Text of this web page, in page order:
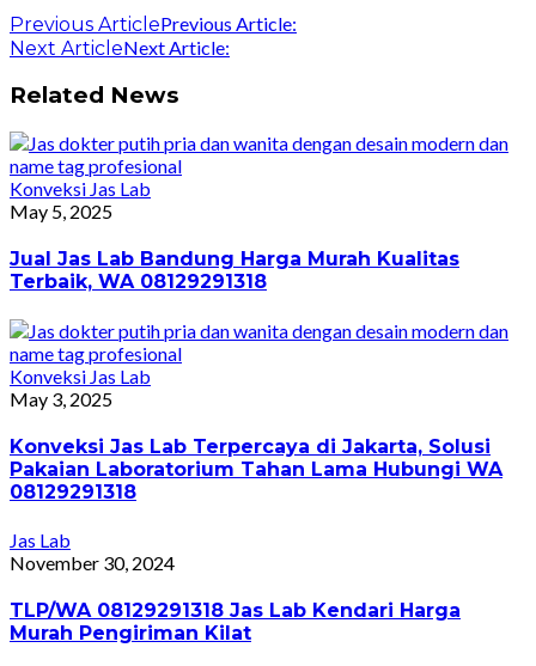
Previous ArticlePrevious Article:
Next ArticleNext Article:
Related News
Konveksi Jas Lab
May 5, 2025
Jual Jas Lab Bandung Harga Murah Kualitas
Terbaik, WA 08129291318
Konveksi Jas Lab
May 3, 2025
Konveksi Jas Lab Terpercaya di Jakarta, Solusi
Pakaian Laboratorium Tahan Lama Hubungi WA
08129291318
Jas Lab
November 30, 2024
TLP/WA 08129291318 Jas Lab Kendari Harga
Murah Pengiriman Kilat